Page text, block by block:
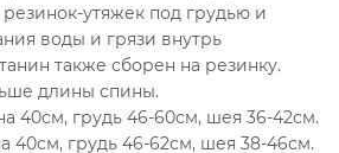
резинок-утяжек под грудью и
воды и грязи внутрь
также сборен на резинку.
длины спины.
40см, грудь 46-60см, шея 36-42см.
40см, грудь 46-62см, шея 38-46см.